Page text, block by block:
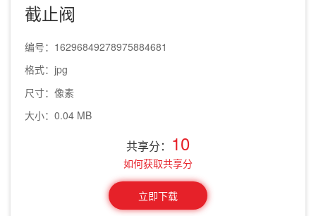
截止阀
编号：16296849278975884681
格式：jpg
尺寸：像素
大小：0.04 MB
共享分： 10
如何获取共享分
立即下载